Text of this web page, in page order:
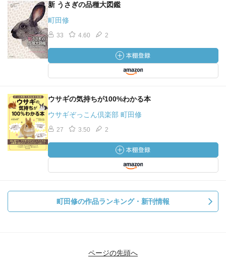
新 うさぎの品種大図鑑
町田修
33 4.60 2
ウサギの気持ちが100%わかる本
ウサギぞっこん倶楽部 町田修
27 3.50 2
町田修の作品ランキング・新刊情報
ページの先頭へ